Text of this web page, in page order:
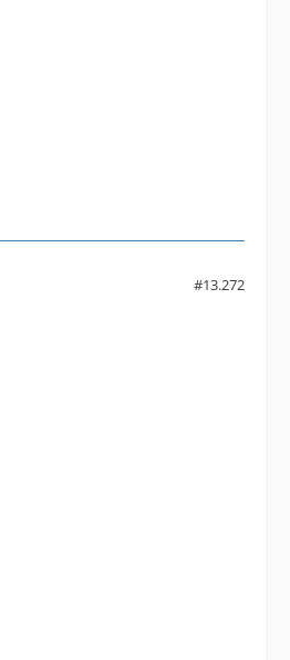
#13.272